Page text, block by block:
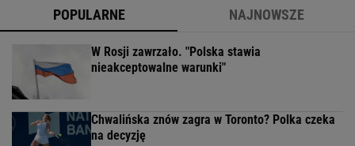
POPULARNE NAJNOWSZE
W Rosji zawrzało. "Polska stawia
nieakceptowalne warunki"
Chwalińska znów zagra w Toronto? Polka czeka
na decyzję